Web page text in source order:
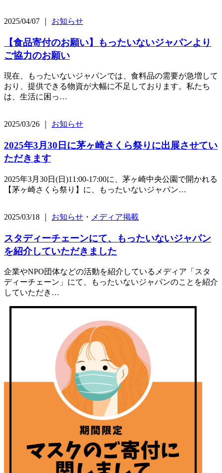
2025/04/07 ｜ お知らせ
【食品寄付のお願い】もったいないジャパンより
ご協力のお願い
現在、もったいないジャパンでは、食料品の需要が急増して
おり、提供できる物資が大幅に不足しております。私たち
は、生活に困っ…
2025/03/26 ｜ お知らせ
2025年3月30日に茅ヶ崎さくら祭りに出展させてい
ただきます
2025年3月30日(日)11:00-17:00に、茅ヶ崎中央公園で開かれる
【茅ヶ崎さくら祭り】に、もったいないジャパン…
2025/03/18 ｜ お知らせ ・ メディア掲載
スタディーチェーンにて、もったいないジャパン
を紹介していただきました
企業やNPO団体などの活動を紹介しているメディア「スタ
ディーチェーン」にて、もったいないジャパンのことを紹介
していただき…